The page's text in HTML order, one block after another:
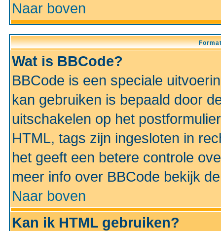
Naar boven
Wat is BBCode?
BBCode is een speciale
kan gebruiken is bepaald door
uitschakelen op het
HTML, tags zijn ingesloten in
het geeft een betere controle
meer info over BBCode bekijk
Naar boven
Kan ik HTML gebruiken?